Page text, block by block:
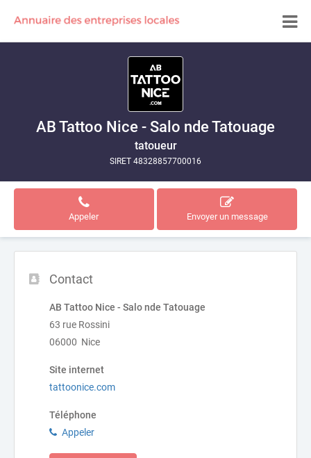
AB Tattoo Nice - Salo nde Tatouage
tatoueur
SIRET 48328857700016
Appeler Envoyer un message
Contact
AB Tattoo Nice - Salo nde Tatouage
63 rue Rossini
06000 Nice
Site internet
tattoonice.com
Téléphone
Appeler